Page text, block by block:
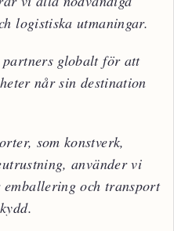
logistiska utmaningar.
globalt för att
når sin destination
som konstverk,
använder vi
och transport